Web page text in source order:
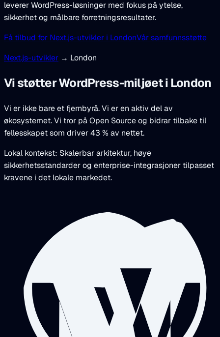
leverer WordPress-løsninger med fokus på ytelse,
sikkerhet og målbare forretningsresultater.
Få tilbud for Next.js-utvikler i LondonVår samfunnsstøtte
Next.js-utvikler → London
Vi støtter WordPress-miljøet i London
Vi er ikke bare et fjernbyrå. Vi er en aktiv del av
økosystemet. Vi tror på Open Source og bidrar tilbake til
fellesskapet som driver 43 % av nettet.
Lokal kontekst: Skalerbar arkitektur, høye
sikkerhetsstandarder og enterprise-integrasjoner tilpasset
kravene i det lokale markedet.